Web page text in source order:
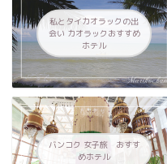
私とタイカオラックの出
会い カオラックおすすめ
ホテル
バンコク 女子旅 おすす
めホテル